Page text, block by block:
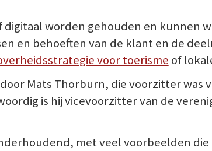
worden gehouden en kunnen
en behoeften van de klant en de
voor toerisme of
Mats Thorburn, die voorzitter was
is hij vicevoorzitter van de
met veel voorbeelden